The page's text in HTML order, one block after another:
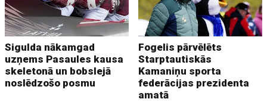
Sigulda nākamgad
uzņems Pasaules kausa
skeletonā un bobslejā
noslēdzošo posmu
Fogelis pārvēlēts
Starptautiskās
Kamaniņu sporta
federācijas prezidenta
amatā